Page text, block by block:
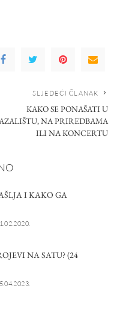
SLJEDEĆI ČLANAK
KAKO SE PONAŠATI U
NA PRIREDBAMA
ILI NA KONCERTU
I KAKO GA
NA SATU? (24